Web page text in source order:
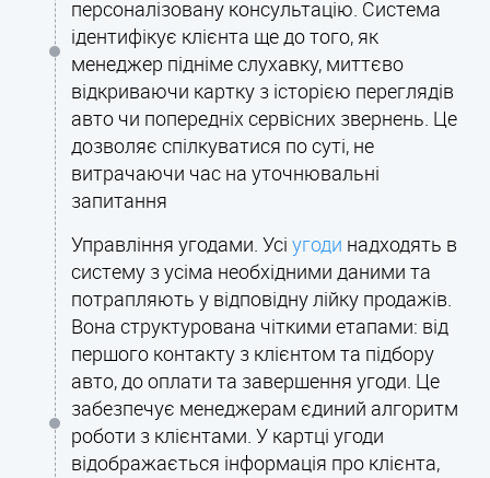
персоналізовану консультацію. Система
ідентифікує клієнта ще до того, як
менеджер підніме слухавку, миттєво
відкриваючи картку з історією переглядів
авто чи попередніх сервісних звернень. Це
дозволяє спілкуватися по суті, не
витрачаючи час на уточнювальні
запитання
Управління угодами. Усі угоди надходять в
систему з усіма необхідними даними та
потрапляють у відповідну лійку продажів.
Вона структурована чіткими етапами: від
першого контакту з клієнтом та підбору
авто, до оплати та завершення угоди. Це
забезпечує менеджерам єдиний алгоритм
роботи з клієнтами. У картці угоди
відображається інформація про клієнта,